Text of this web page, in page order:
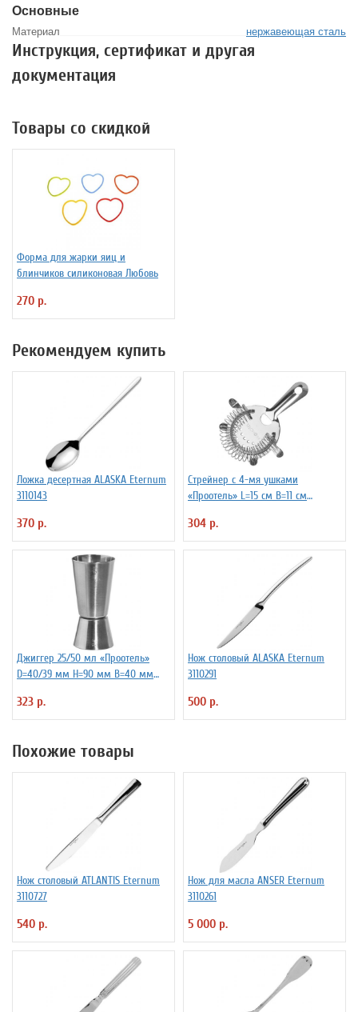
Основные
Материал нержавеющая сталь
Инструкция, сертификат и другая
документация
Товары со скидкой
Форма для жарки яиц и
блинчиков силиконовая Любовь
270 р.
Рекомендуем купить
Ложка десертная ALASKA Eternum
3110143
370 р.
Стрейнер с 4-мя ушками
«Проотель» L=15 см B=11 см
304 р.
Джиггер 25/50 мл «Проотель»
D=40/39 мм H=90 мм B=40 мм
323 р.
Нож столовый ALASKA Eternum
3110291
500 р.
Похожие товары
Нож столовый ATLANTIS Eternum
3110727
540 р.
Нож для масла ANSER Eternum
3110261
5 000 р.